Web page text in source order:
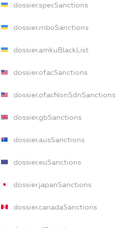
dossier.specSanctions
dossier.rnboSanctions
dossier.amkuBlackList
dossier.ofacSanctions
dossier.ofacNonSdnSanctions
dossier.gbSanctions
dossier.ausSanctions
dossier.euSanctions
dossier.japanSanctions
dossier.canadaSanctions